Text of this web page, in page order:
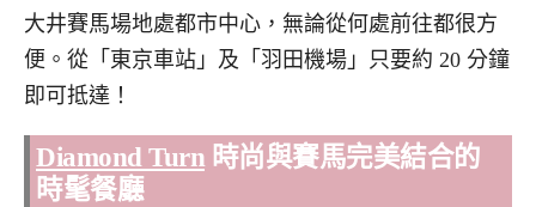
大井賽馬場地處都市中心，無論從何處前往都很方
便。從「東京車站」及「羽田機場」只要約 20 分鐘
即可抵達！
Diamond Turn時尚與賽馬完美結合的
時髦餐廳